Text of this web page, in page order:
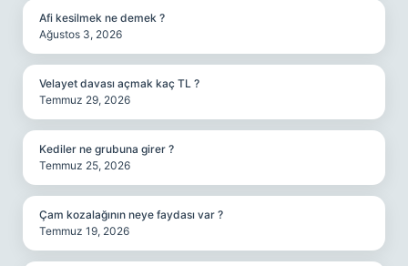
Afi kesilmek ne demek ?
Ağustos 3, 2026
Velayet davası açmak kaç TL ?
Temmuz 29, 2026
Kediler ne grubuna girer ?
Temmuz 25, 2026
Çam kozalağının neye faydası var ?
Temmuz 19, 2026